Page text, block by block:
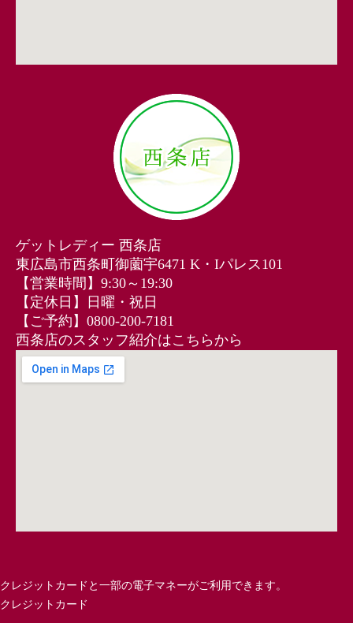
ゲットレディー 西条店
東広島市西条町御薗宇6471 K・Iパレス101
【営業時間】9:30～19:30
【定休日】日曜・祝日
【ご予約】0800-200-7181
西条店のスタッフ紹介はこちらから
クレジットカードと一部の電子マネーがご利用できます。
クレジットカード